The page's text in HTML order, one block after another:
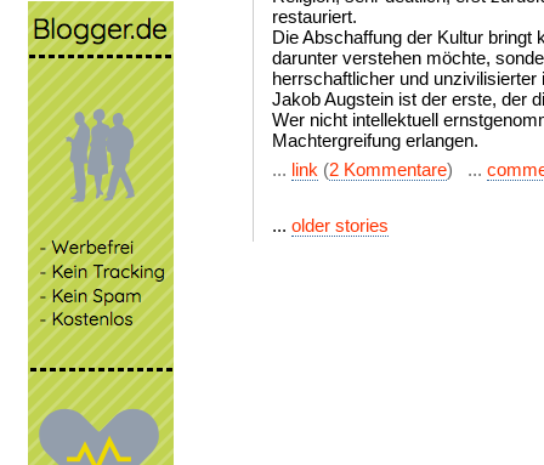
restauriert.
Die Abschaffung der Kultur bringt
darunter verstehen möchte,
herrschaftlicher und unzivilisierter
Jakob Augstein ist der erste, der
Wer nicht intellektuell
Machtergreifung erlangen.
... link (2 Kommentare) ...
... older stories